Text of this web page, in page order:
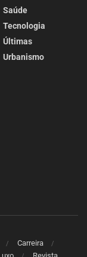
Saúde
Tecnologia
Últimas
Urbanismo
Carreira